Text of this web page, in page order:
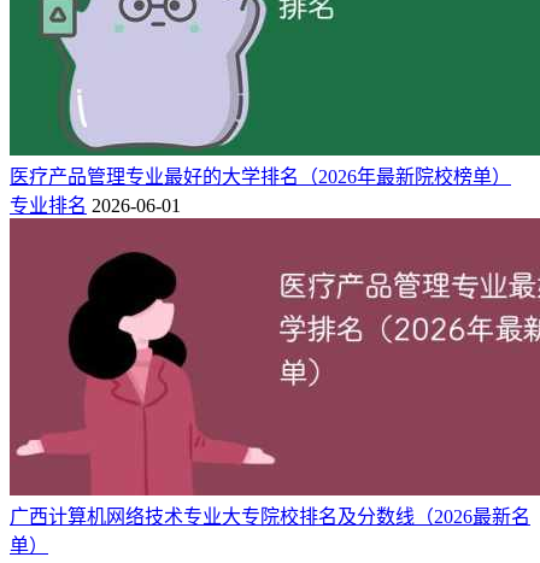
医疗产品管理专业最好的大学排名（2026年最新院校榜单）
专业排名 2026-06-01
广西计算机网络技术专业大专院校排名及分数线（2026最新名
单）